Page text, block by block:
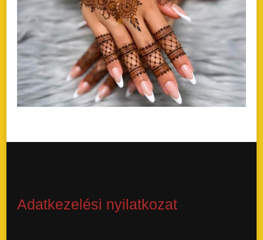
Adatkezelési nyilatkozat